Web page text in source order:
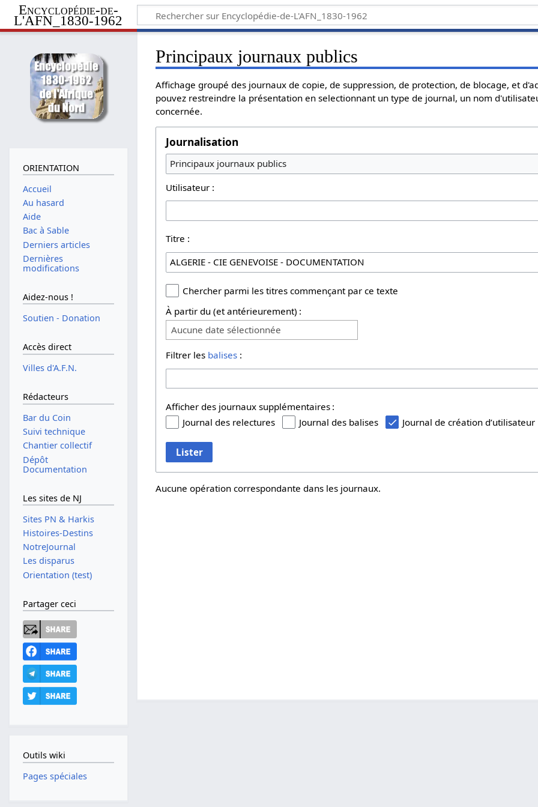
Encyclopédie-de-
L'AFN_1830-1962
Principaux journaux publics
Affichage groupé des journaux de copie, de suppression, de protection, de blocage, et
pouvez restreindre la présentation en selectionnant un type de journal, un nom
concernée.
Journalisation
Principaux journaux publics
Utilisateur :
Titre :
Chercher parmi les titres commençant par ce texte
À partir du (et antérieurement) :
Aucune date sélectionnée
Filtrer les balises :
Afficher des journaux supplémentaires :
Journal des relectures
Journal des balises Journal de création d’utilisateur
Lister
Aucune opération correspondante dans les journaux.
ORIENTATION
Accueil
Au hasard
Aide
Bac à Sable
Derniers articles
Dernières
modifications
Aidez-nous !
Soutien - Donation
Accès direct
Villes d'A.F.N.
Rédacteurs
Bar du Coin
Suivi technique
Chantier collectif
Dépôt
Documentation
Les sites de NJ
Sites PN & Harkis
Histoires-Destins
NotreJournal
Les disparus
Orientation (test)
Partager ceci
Outils wiki
Pages spéciales